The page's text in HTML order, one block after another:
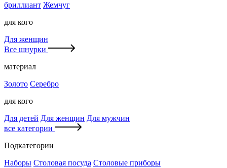
бриллиант Жемчуг
для кого
Для женщин
Все шнурки
материал
Золото Серебро
для кого
Для детей Для женщин Для мужчин
все категории
Подкатегории
Наборы Столовая посуда Столовые приборы